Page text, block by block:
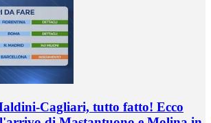
Cagliari, tutto fatto! Ecco